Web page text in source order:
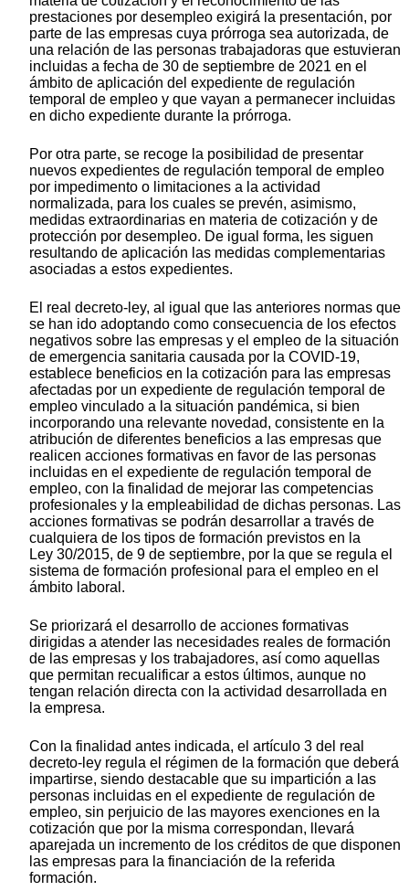
prestaciones por desempleo exigirá la presentación, por
parte de las empresas cuya prórroga sea autorizada, de
una relación de las personas trabajadoras que estuvieran
incluidas a fecha de 30 de septiembre de 2021 en el
ámbito de aplicación del expediente de regulación
temporal de empleo y que vayan a permanecer incluidas
en dicho expediente durante la prórroga.
Por otra parte, se recoge la posibilidad de presentar
nuevos expedientes de regulación temporal de empleo
por impedimento o limitaciones a la actividad
normalizada, para los cuales se prevén, asimismo,
medidas extraordinarias en materia de cotización y de
protección por desempleo. De igual forma, les siguen
resultando de aplicación las medidas complementarias
asociadas a estos expedientes.
El real decreto-ley, al igual que las anteriores normas que
se han ido adoptando como consecuencia de los efectos
negativos sobre las empresas y el empleo de la situación
de emergencia sanitaria causada por la COVID-19,
establece beneficios en la cotización para las empresas
afectadas por un expediente de regulación temporal de
empleo vinculado a la situación pandémica, si bien
incorporando una relevante novedad, consistente en la
atribución de diferentes beneficios a las empresas que
realicen acciones formativas en favor de las personas
incluidas en el expediente de regulación temporal de
empleo, con la finalidad de mejorar las competencias
profesionales y la empleabilidad de dichas personas. Las
acciones formativas se podrán desarrollar a través de
cualquiera de los tipos de formación previstos en la
Ley 30/2015, de 9 de septiembre, por la que se regula el
sistema de formación profesional para el empleo en el
ámbito laboral.
Se priorizará el desarrollo de acciones formativas
dirigidas a atender las necesidades reales de formación
de las empresas y los trabajadores, así como aquellas
que permitan recualificar a estos últimos, aunque no
tengan relación directa con la actividad desarrollada en
la empresa.
Con la finalidad antes indicada, el artículo 3 del real
decreto-ley regula el régimen de la formación que deberá
impartirse, siendo destacable que su impartición a las
personas incluidas en el expediente de regulación de
empleo, sin perjuicio de las mayores exenciones en la
cotización que por la misma correspondan, llevará
aparejada un incremento de los créditos de que disponen
las empresas para la financiación de la referida
formación.